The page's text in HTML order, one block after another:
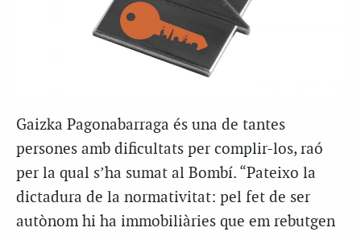
Gaizka Pagonabarraga és una de tantes
persones amb dificultats per complir-los, raó
per la qual s’ha sumat al Bombí. “Pateixo la
dictadura de la normativitat: pel fet de ser
autònom hi ha immobiliàries que em rebutgen